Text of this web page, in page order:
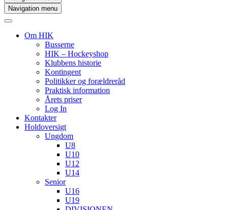
Navigation menu
Om HIK
Busserne
HIK – Hockeyshop
Klubbens historie
Kontingent
Politikker og forældreråd
Praktisk information
Årets priser
Log In
Kontakter
Holdoversigt
Ungdom
U8
U10
U12
U14
Senior
U16
U19